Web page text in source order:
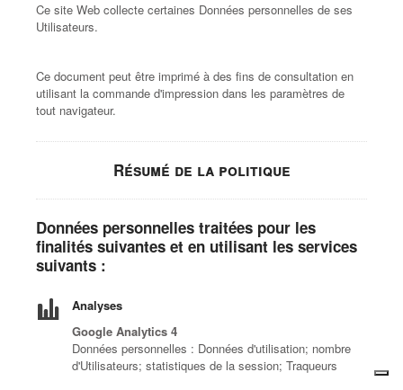
Ce site Web collecte certaines Données personnelles de ses
Utilisateurs.
Ce document peut être imprimé à des fins de consultation en
utilisant la commande d'impression dans les paramètres de
tout navigateur.
Résumé de la politique
Données personnelles traitées pour les
finalités suivantes et en utilisant les services
suivants :
Analyses
Google Analytics 4
Données personnelles : Données d'utilisation; nombre
d'Utilisateurs; statistiques de la session; Traqueurs